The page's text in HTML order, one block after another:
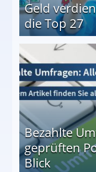
Geld
die Top 27
Bezahlte
geprüften
Blick